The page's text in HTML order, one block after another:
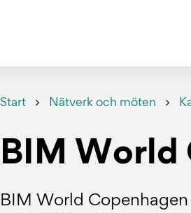
Start Nätverk och möten
BIM World
BIM World